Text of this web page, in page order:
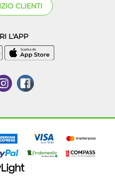
CLIENTI
L'APP